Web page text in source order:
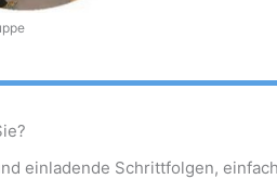
einladende Schrittfolgen,